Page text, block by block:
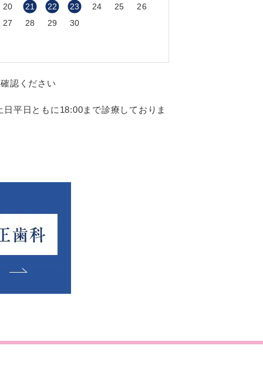
20
21 22 23 24 25
26
27
28 29 30
認ください
平日ともに18:00まで診療しておりま